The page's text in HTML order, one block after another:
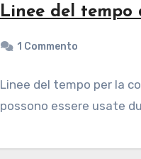
Linee del
1 Commento
Linee del tempo per la
possono essere usate